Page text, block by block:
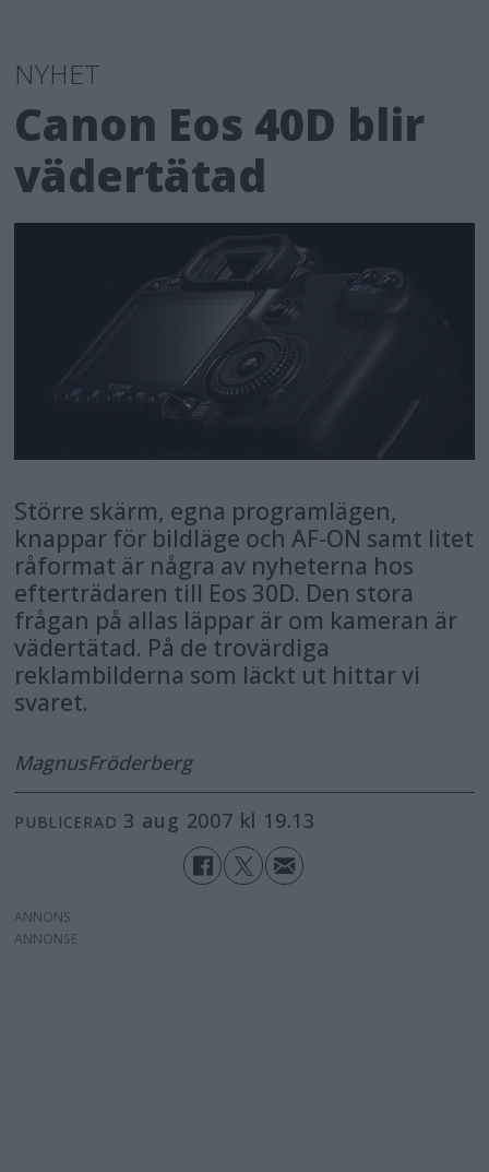
NYHET
Canon Eos 40D blir
vädertätad
Större skärm, egna programlägen,
knappar för bildläge och AF-ON samt litet
råformat är några av nyheterna hos
efterträdaren till Eos 30D. Den stora
frågan på allas läppar är om kameran är
vädertätad. På de trovärdiga
reklambilderna som läckt ut hittar vi
svaret.
MagnusFröderberg
PUBLICERAD 3 aug 2007 kl 19.13
ANNONS